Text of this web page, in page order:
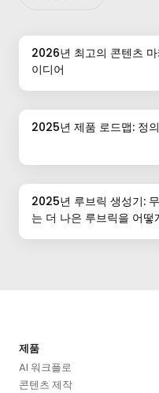
2026년 최고의 콘텐츠
이디어
2025년 제품 로드맵: 정
2025년 루브릭 생성기:
는 더 나은 루브릭을 어
제품
AI 워크플로
콘텐츠 제작